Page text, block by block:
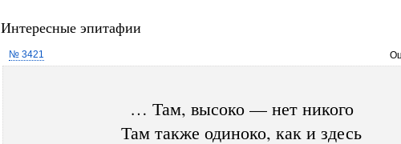
Интересные эпитафии
№ 3421
… Там, высоко — нет никого
Там также одиноко, как и здесь